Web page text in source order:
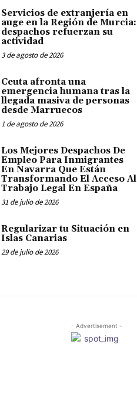
Servicios de extranjería en
auge en la Región de Murcia:
despachos refuerzan su
actividad
3 de agosto de 2026
Ceuta afronta una
emergencia humana tras la
llegada masiva de personas
desde Marruecos
1 de agosto de 2026
Los Mejores Despachos De
Empleo Para Inmigrantes
En Navarra Que Están
Transformando El Acceso Al
Trabajo Legal En España
31 de julio de 2026
Regularizar tu Situación en
Islas Canarias
29 de julio de 2026
- Advertisement -